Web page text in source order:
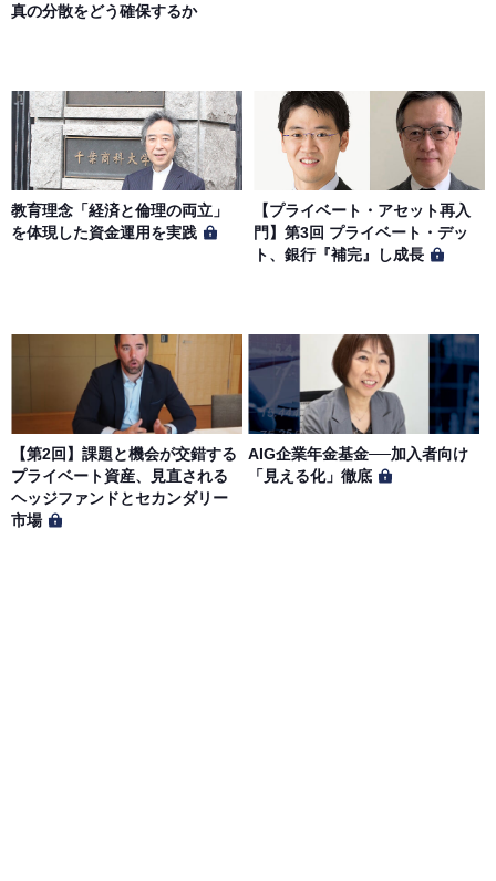
真の分散をどう確保するか
教育理念「経済と倫理の両立」
を体現した資金運用を実践
【プライベート・アセット再入
門】第3回 プライベート・デッ
ト、銀行『補完』し成長
【第2回】課題と機会が交錯する
プライベート資産、見直される
ヘッジファンドとセカンダリー
市場
AIG企業年金基金──加入者向け
「見える化」徹底